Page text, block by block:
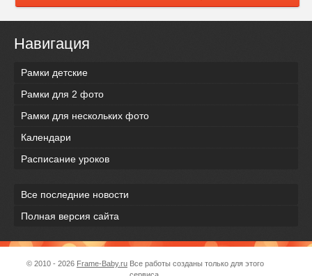
Навигация
Рамки детские
Рамки для 2 фото
Рамки для нескольких фото
Календари
Расписание уроков
Все последние новости
Полная версия сайта
© 2010 - 2026 Frame-Baby.ru Все работы созданы только для этого